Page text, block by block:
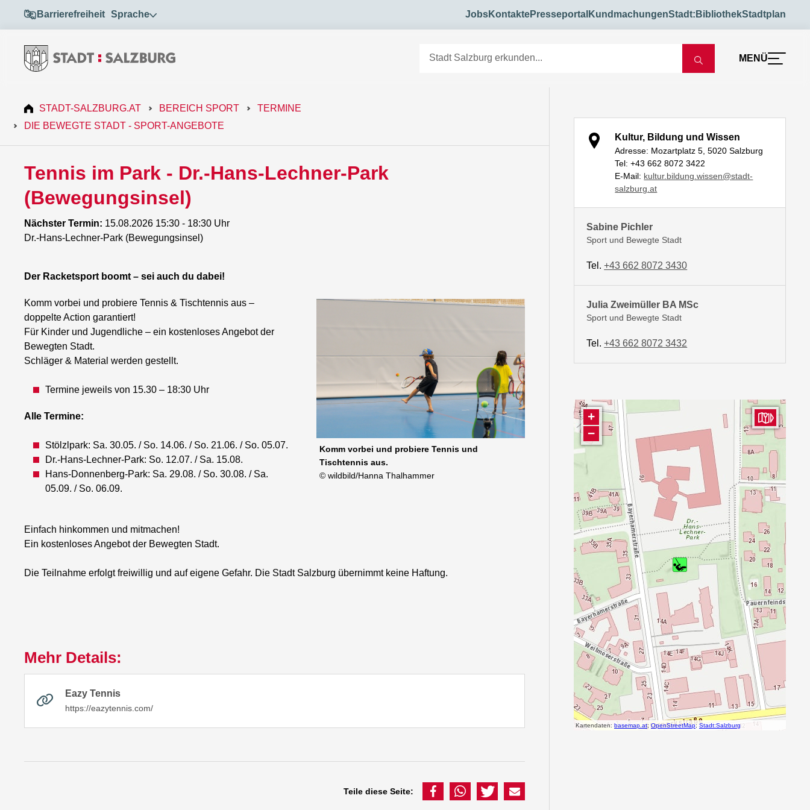
Barrierefreiheit Sprache JobsKontaktePresseportal KundmachungenStadt:BibliothekStadtplan
MENÜ
STADT-SALZBURG.AT BEREICH SPORT
TERMINE
DIE BEWEGTE STADT - SPORT-ANGEBOTE
Tennis im Park - Dr.-Hans-Lechner-Park
(Bewegungsinsel)
Nächster Termin: 15.08.2026 15:30 - 18:30 Uhr
Dr.-Hans-Lechner-Park (Bewegungsinsel)
Der Racketsport boomt – sei auch du dabei!
Komm vorbei und probiere Tennis und
Tischtennis aus.
© wildbild/Hanna Thalhammer
Komm vorbei und probiere Tennis & Tischtennis aus –
doppelte Action garantiert!
Für Kinder und Jugendliche – ein kostenloses Angebot der
Bewegten Stadt.
Schläger & Material werden gestellt.
Termine jeweils von 15.30 – 18:30 Uhr
Alle Termine:
Stölzlpark: Sa. 30.05. / So. 14.06. / So. 21.06. / So. 05.07.
Dr.-Hans-Lechner-Park: So. 12.07. / Sa. 15.08.
Hans-Donnenberg-Park: Sa. 29.08. / So. 30.08. / Sa.
05.09. / So. 06.09.
Einfach hinkommen und mitmachen!
Ein kostenloses Angebot der Bewegten Stadt.
Die Teilnahme erfolgt freiwillig und auf eigene Gefahr. Die Stadt Salzburg übernimmt keine Haftung.
Mehr Details:
Eazy Tennis
https://eazytennis.com/
Teile diese Seite:
Kultur, Bildung und Wissen
Adresse: Mozartplatz 5, 5020 Salzburg
Tel: +43 662 8072 3422
E-Mail: kultur.bildung.wissen@stadt-
salzburg.at
Sabine Pichler
Sport und Bewegte Stadt
Tel.+43 662 8072 3430
Julia Zweimüller BA MSc
Sport und Bewegte Stadt
Tel.+43 662 8072 3432